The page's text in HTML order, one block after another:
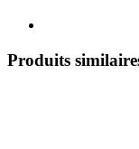
Produits